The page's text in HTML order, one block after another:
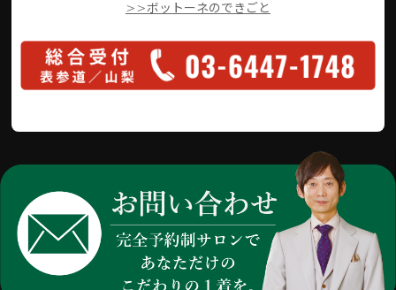
>>ボットーネのできごと